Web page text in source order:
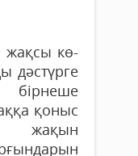
жақсы кө­
дәстүрге
бірнеше
қоныс
жақын